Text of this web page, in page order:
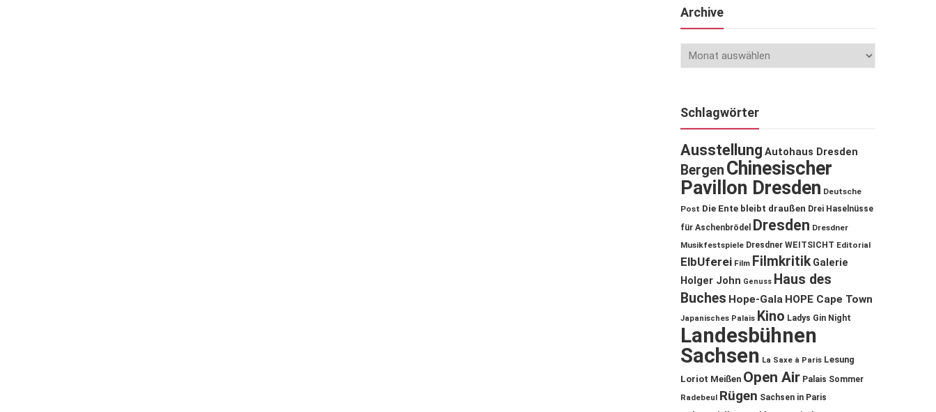
Archive
Schlagwörter
Ausstellung Autohaus Dresden
Bergen Chinesischer
Pavillon Dresden Deutsche
Post Die Ente bleibt draußen Drei Haselnüsse
für Aschenbrödel
Dresden Dresdner
Musikfestspiele Dresdner WEITSICHT Editorial
ElbUferei Film Filmkritik Galerie
Holger John Genuss Haus des
Buches Hope-Gala HOPE Cape Town
Japanisches Palais Kino Ladys Gin Night
Landesbühnen
Sachsen La Saxe à Paris Lesung
Loriot Meißen Open Air Palais Sommer
Radebeul Rügen Sachsen in Paris